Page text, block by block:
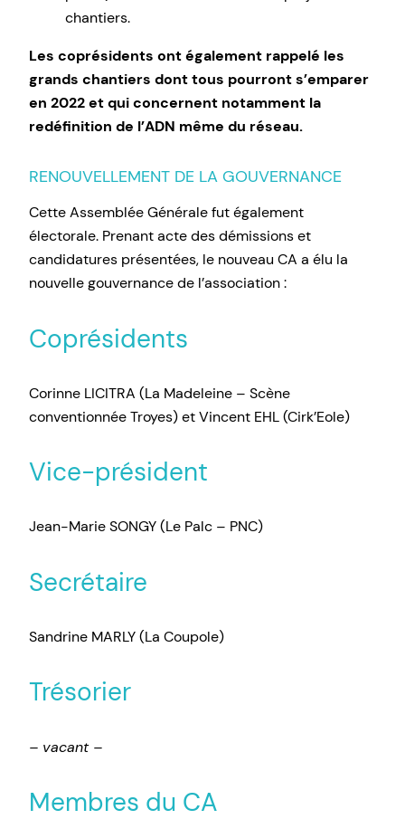
chantiers.
Les coprésidents ont également rappelé les
grands chantiers dont tous pourront s’emparer
en 2022 et qui concernent notamment la
redéfinition de l’ADN même du réseau.
RENOUVELLEMENT DE LA GOUVERNANCE
Cette Assemblée Générale fut également
électorale. Prenant acte des démissions et
candidatures présentées, le nouveau CA a élu la
nouvelle gouvernance de l’association :
Coprésidents
Corinne LICITRA (La Madeleine – Scène
conventionnée Troyes) et Vincent EHL (Cirk’Eole)
Vice-président
Jean-Marie SONGY (Le Palc – PNC)
Secrétaire
Sandrine MARLY (La Coupole)
Trésorier
– vacant –
Membres du CA